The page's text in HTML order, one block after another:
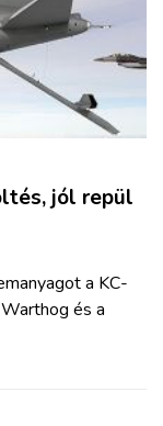
jól repül
a KC-
és a